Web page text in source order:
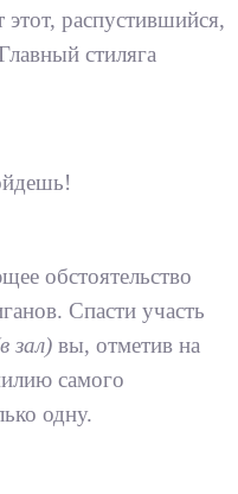
распустившийся,
стиляга
обстоятельство
Спасти участь
зал) вы, отметив на
самого
одну.